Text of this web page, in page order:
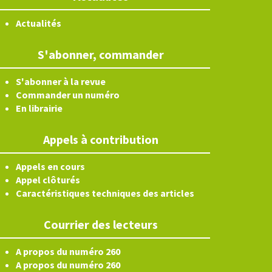
Actualités
S'abonner, commander
S'abonner à la revue
Commander un numéro
En librairie
Appels à contribution
Appels en cours
Appel clôturés
Caractéristiques techniques des articles
Courrier des lecteurs
A propos du numéro 260
A propos du numéro 260